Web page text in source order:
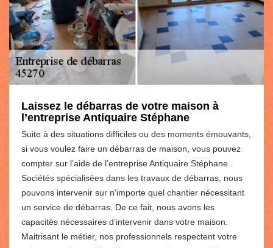
Laissez le débarras de votre maison à
l’entreprise Antiquaire Stéphane
Suite à des situations difficiles ou des moments émouvants,
si vous voulez faire un débarras de maison, vous pouvez
compter sur l’aide de l’entreprise Antiquaire Stéphane .
Sociétés spécialisées dans les travaux de débarras, nous
pouvons intervenir sur n’importe quel chantier nécessitant
un service de débarras. De ce fait, nous avons les
capacités nécessaires d’intervenir dans votre maison.
Maitrisant le métier, nos professionnels respectent votre